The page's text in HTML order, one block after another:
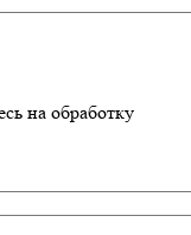
на обработку